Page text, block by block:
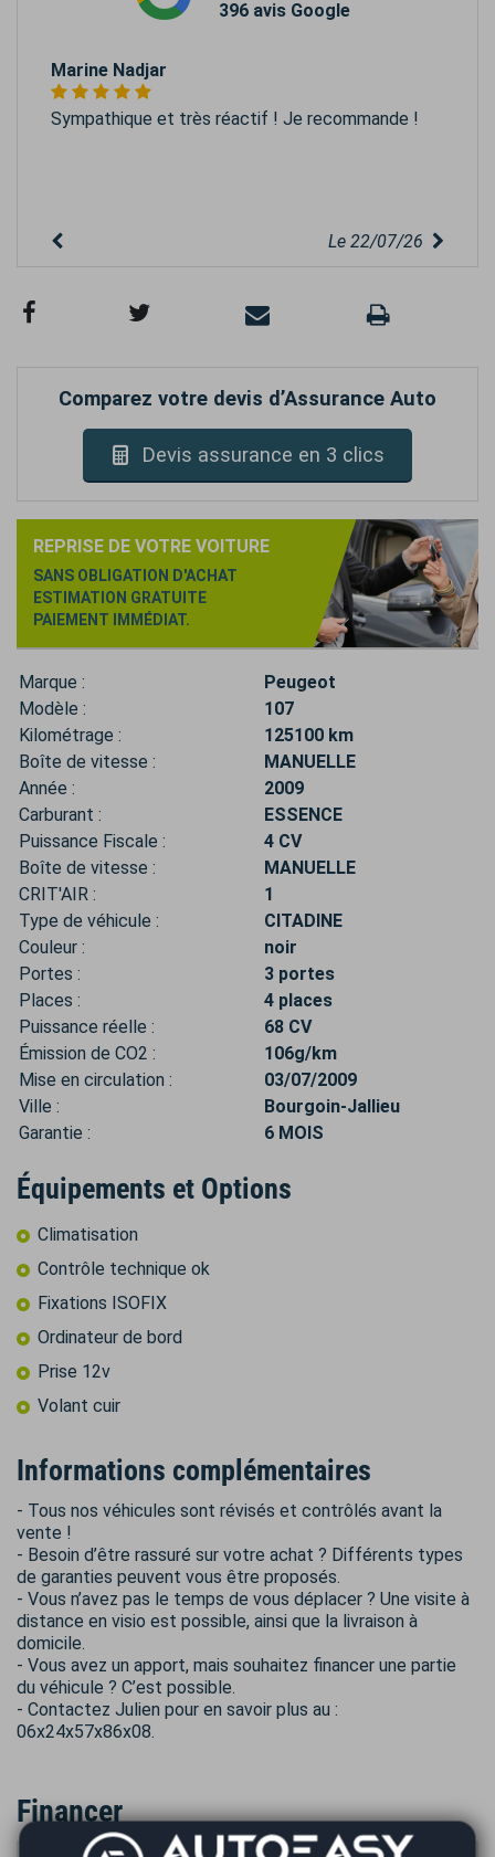
396 avis Google
Marine Nadjar
Sympathique et très réactif ! Je recommande !
Le 22/07/26
Comparez votre devis d’Assurance Auto
Devis assurance en 3 clics
REPRISE DE VOTRE VOITURE
SANS OBLIGATION D'ACHAT
ESTIMATION GRATUITE
PAIEMENT IMMÉDIAT.
Marque :
Peugeot
Modèle :
107
Kilométrage :
125100 km
Boîte de vitesse :
MANUELLE
Année :
2009
Carburant :
ESSENCE
Puissance Fiscale :
4 CV
Boîte de vitesse :
MANUELLE
CRIT'AIR :
1
Type de véhicule :
CITADINE
Couleur :
noir
Portes :
3 portes
Places :
4 places
Puissance réelle :
68 CV
Émission de CO2 :
106g/km
Mise en circulation :
03/07/2009
Ville :
Bourgoin-Jallieu
Garantie :
6 MOIS
Équipements et Options
Climatisation
Contrôle technique ok
Fixations ISOFIX
Ordinateur de bord
Prise 12v
Volant cuir
Informations complémentaires
- Tous nos véhicules sont révisés et contrôlés avant la
vente !
- Besoin d’être rassuré sur votre achat ? Différents types
de garanties peuvent vous être proposés.
- Vous n’avez pas le temps de vous déplacer ? Une visite à
distance en visio est possible, ainsi que la livraison à
domicile.
- Vous avez un apport, mais souhaitez financer une partie
du véhicule ? C’est possible.
- Contactez Julien pour en savoir plus au :
06x24x57x86x08.
Financer